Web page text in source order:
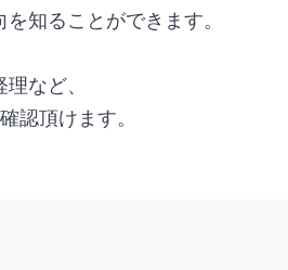
知ることができます。
など、
認頂けます。